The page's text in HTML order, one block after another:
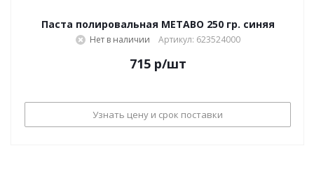
Паста полировальная METABO 250 гр. синяя
Нет в наличии Артикул: 623524000
715р/шт
Узнать цену и срок поставки